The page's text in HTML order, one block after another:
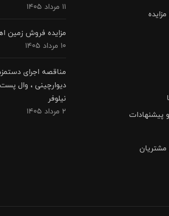
پیشنهادات
۱۱ مرداد ۱۴۰۵
مزایده فروش زمین
۱۰ مرداد ۱۴۰۵
مناقصه اجرای
دیوارچینی ، وال
نیلوفر
۲ مرداد ۱۴۰۵